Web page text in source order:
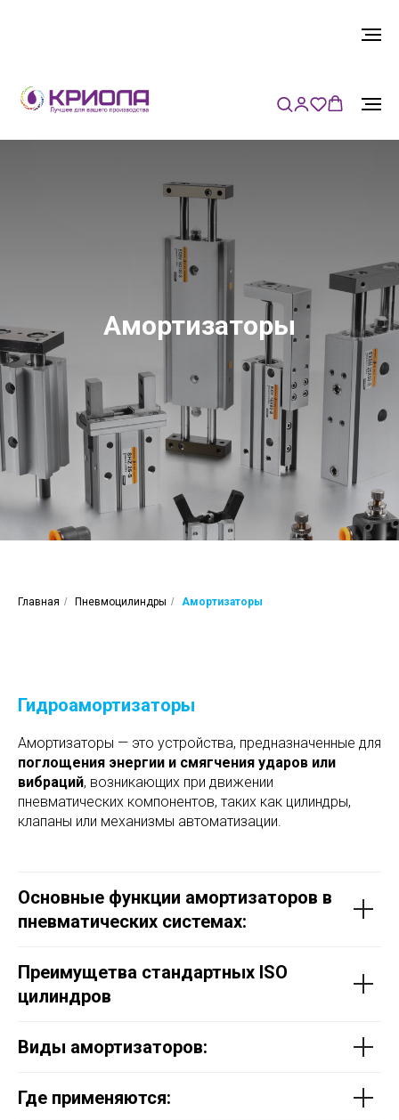
Амортизаторы
Главная / Пневмоцилиндры / Амортизаторы
Гидроамортизаторы
Амортизаторы — это устройства, предназначенные для
поглощения энергии и смягчения ударов или
вибраций, возникающих при движении
пневматических компонентов, таких как цилиндры,
клапаны или механизмы автоматизации.
Основные функции амортизаторов в
пневматических системах:
Преимущетва стандартных ISO
цилиндров
Виды амортизаторов:
Где применяются: